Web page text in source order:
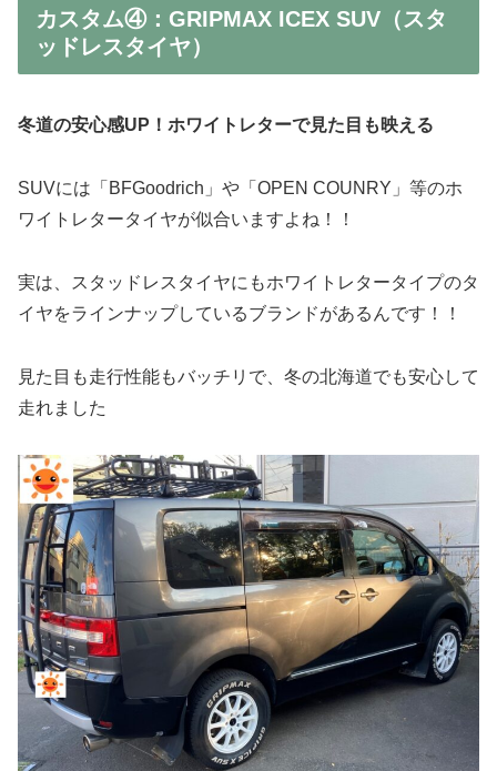
カスタム④：GRIPMAX ICEX SUV（スタ
ッドレスタイヤ）
冬道の安心感UP！ホワイトレターで見た目も映える
SUVには「BFGoodrich」や「OPEN COUNRY」等のホ
ワイトレタータイヤが似合いますよね！！
実は、スタッドレスタイヤにもホワイトレタータイプのタ
イヤをラインナップしているブランドがあるんです！！
見た目も走行性能もバッチリで、冬の北海道でも安心して
走れました